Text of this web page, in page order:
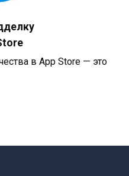
в App Store — это